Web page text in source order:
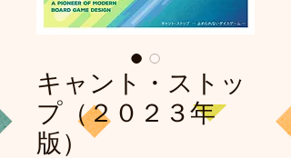
キャント・ストッ
プ（２０２３年
版）